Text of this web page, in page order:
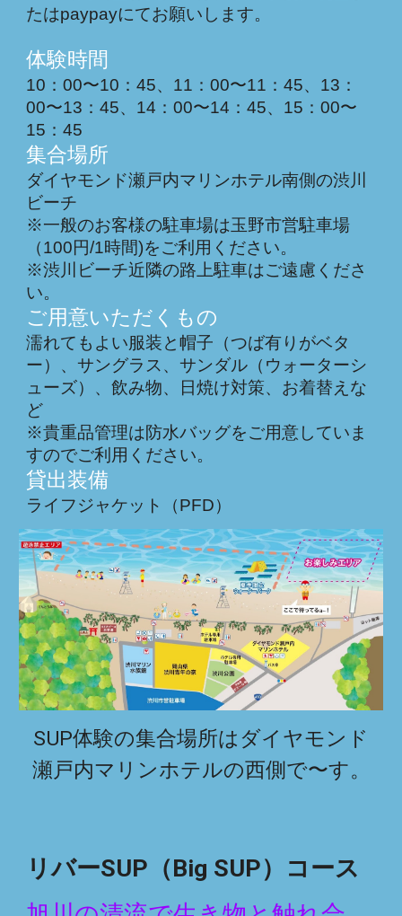
たはpaypayにてお願いします。
体験時間
10：00〜10：45、11：00〜11：45、 13 ：
00〜13 ：45、14 ：00〜14 ：45、15 ：00〜
15 ：45
集合場所
ダイヤモンド瀬戸内マリンホテル南側の渋川
ビーチ
※一般のお客様の駐車場は玉野市営駐車場
（100円/1時間)をご利用ください。
※渋川ビーチ近隣の路上駐車はご遠慮くださ
い。
ご用意いただくもの
濡れてもよい服装と帽子（つば有りがベタ
ー）、サングラス、サンダル（ウォーターシ
ューズ）、飲み物、日焼け対策、お着替えな
ど
※貴重品管理は防水バッグをご用意していま
すのでご利用ください。
貸出装備
ライフジャケット（PFD）
SUP体験の集合場所はダイヤモンド
瀬戸内マリンホテルの西側で〜す。
リバーSUP（Big SUP）
コース